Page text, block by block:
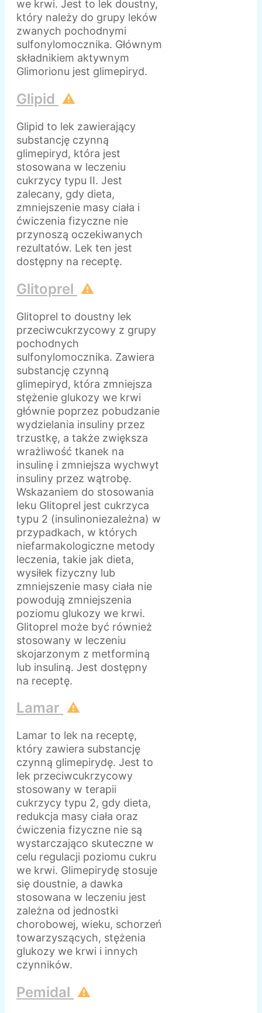
we krwi. Jest to lek doustny,
który należy do grupy leków
zwanych pochodnymi
sulfonylomocznika. Głównym
składnikiem aktywnym
Glimorionu jest glimepiryd.
Glipid ⚠️
Glipid to lek zawierający
substancję czynną
glimepiryd, która jest
stosowana w leczeniu
cukrzycy typu II. Jest
zalecany, gdy dieta,
zmniejszenie masy ciała i
ćwiczenia fizyczne nie
przynoszą oczekiwanych
rezultatów. Lek ten jest
dostępny na receptę.
Glitoprel ⚠️
Glitoprel to doustny lek
przeciwcukrzycowy z grupy
pochodnych
sulfonylomocznika. Zawiera
substancję czynną
glimepiryd, która zmniejsza
stężenie glukozy we krwi
głównie poprzez pobudzanie
wydzielania insuliny przez
trzustkę, a także zwiększa
wrażliwość tkanek na
insulinę i zmniejsza wychwyt
insuliny przez wątrobę.
Wskazaniem do stosowania
leku Glitoprel jest cukrzyca
typu 2 (insulinoniezależna) w
przypadkach, w których
niefarmakologiczne metody
leczenia, takie jak dieta,
wysiłek fizyczny lub
zmniejszenie masy ciała nie
powodują zmniejszenia
poziomu glukozy we krwi.
Glitoprel może być również
stosowany w leczeniu
skojarzonym z metforminą
lub insuliną. Jest dostępny
na receptę.
Lamar ⚠️
Lamar to lek na receptę,
który zawiera substancję
czynną glimepirydę. Jest to
lek przeciwcukrzycowy
stosowany w terapii
cukrzycy typu 2, gdy dieta,
redukcja masy ciała oraz
ćwiczenia fizyczne nie są
wystarczająco skuteczne w
celu regulacji poziomu cukru
we krwi. Glimepirydę stosuje
się doustnie, a dawka
stosowana w leczeniu jest
zależna od jednostki
chorobowej, wieku, schorzeń
towarzyszących, stężenia
glukozy we krwi i innych
czynników.
Pemidal ⚠️